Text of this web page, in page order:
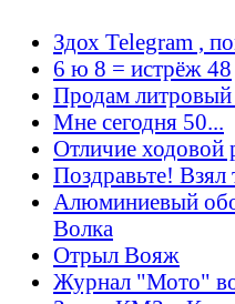
Здох Telegram ,
6 ю 8 = истрёж 48
Продам литровый
Мне сегодня 50...
Отличие ходовой
Поздравьте! Взял
Алюминиевый
Волка
Отрыл Вояж
Журнал "Мото"